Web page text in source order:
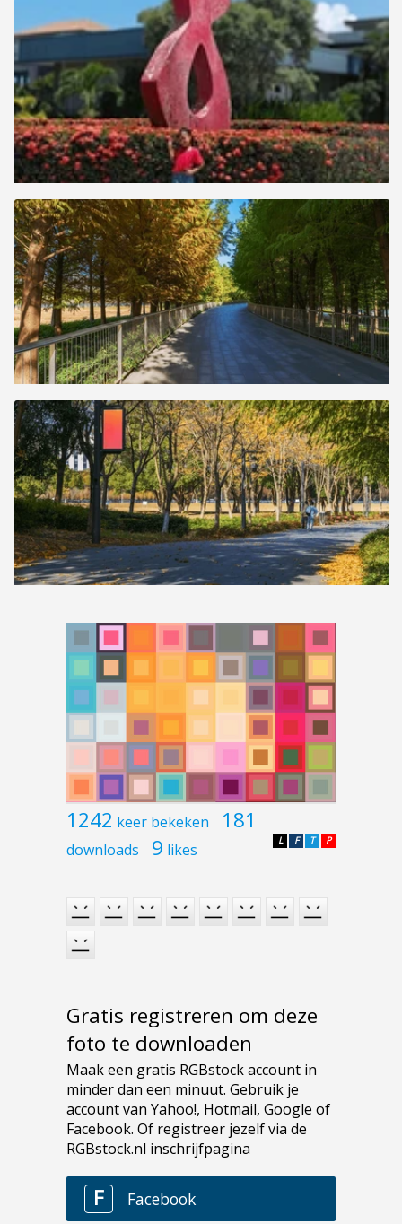
1242 keer bekeken 181
downloads 9 likes P
T
F
L
Gratis registreren om deze
foto te downloaden